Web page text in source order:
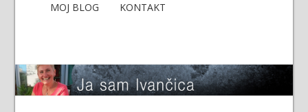
MOJ BLOG KONTAKT